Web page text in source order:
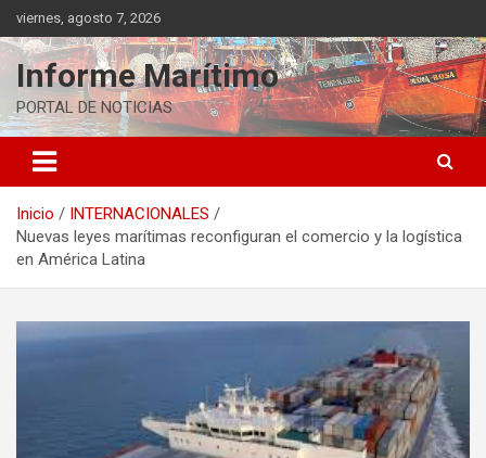
Saltar
al
contenido
viernes, agosto 7, 2026
Informe Marítimo
PORTAL DE NOTICIAS
Inicio
INTERNACIONALES
Nuevas leyes marítimas reconfiguran el comercio y la logística
en América Latina